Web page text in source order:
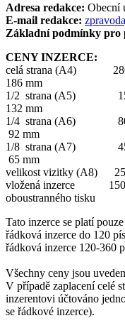
Adresa redakce: Obecní
E-mail redakce:
Základní podmínky pro
CENY INZERCE:
celá strana (A4) 2800
186 mm
1/2 strana (A5)
132 mm
1/4 strana (A6) 800
92 mm
1/8 strana (A7) 450
65 mm
velikost vizitky (A8)
vložená inzerce 1500
oboustranného tisku
Tato inzerce se platí
řádková inzerce do
řádková inzerce 120-
Všechny ceny jsou
V případě zaplacení celé
inzerentovi účtováno
se řádkové inzerce).